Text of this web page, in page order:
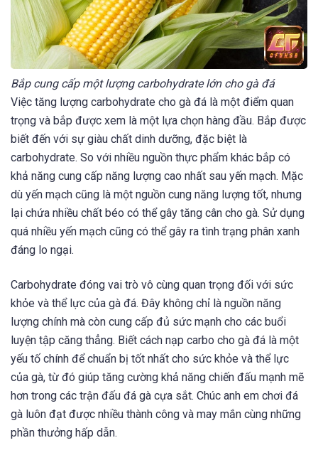
Bắp cung cấp một lượng carbohydrate lớn cho gà đá
Việc tăng lượng carbohydrate cho gà đá là một điểm quan
trọng và bắp được xem là một lựa chọn hàng đầu. Bắp được
biết đến với sự giàu chất dinh dưỡng, đặc biệt là
carbohydrate. So với nhiều nguồn thực phẩm khác bắp có
khả năng cung cấp năng lượng cao nhất sau yến mạch. Mặc
dù yến mạch cũng là một nguồn cung năng lượng tốt, nhưng
lại chứa nhiều chất béo có thể gây tăng cân cho gà. Sử dụng
quá nhiều yến mạch cũng có thể gây ra tình trạng phân xanh
đáng lo ngại.
Carbohydrate đóng vai trò vô cùng quan trọng đối với sức
khỏe và thể lực của gà đá. Đây không chỉ là nguồn năng
lượng chính mà còn cung cấp đủ sức mạnh cho các buổi
luyện tập căng thẳng. Biết cách nạp carbo cho gà đá là một
yếu tố chính để chuẩn bị tốt nhất cho sức khỏe và thể lực
của gà, từ đó giúp tăng cường khả năng chiến đấu mạnh mẽ
hơn trong các trận đấu đá gà cựa sắt. Chúc anh em chơi đá
gà luôn đạt được nhiều thành công và may mắn cùng những
phần thưởng hấp dẫn.